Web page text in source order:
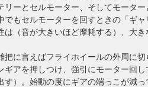
リーとセルモーター、そしてモータ
でもセルモーターを回すときの「ギ
は（音が大きいほど摩耗する）、大き
把に言えばフライホイールの外周に
ギアを押しつけ、強引にモーター回
す）。始動の度にギアの端っこが減